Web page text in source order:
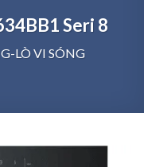
Seri 8
LÒ VI SÓNG